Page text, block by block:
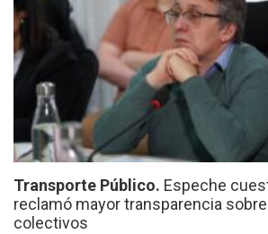
Transporte Público. Espeche
reclamó mayor transparencia
colectivos